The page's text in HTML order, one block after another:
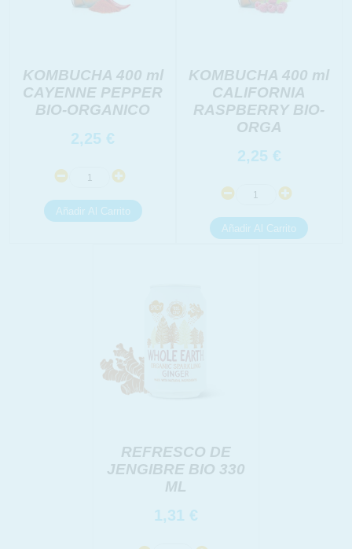
KOMBUCHA 400 ml
CAYENNE PEPPER
BIO-ORGANICO
2,25 €
KOMBUCHA 400 ml
CALIFORNIA
RASPBERRY BIO-
ORGA
2,25 €
REFRESCO DE
JENGIBRE BIO 330
ML
1,31 €